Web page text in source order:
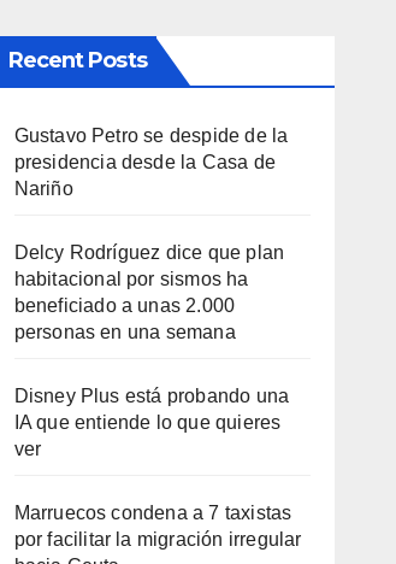
Recent Posts
Gustavo Petro se despide de la
presidencia desde la Casa de
Nariño
Delcy Rodríguez dice que plan
habitacional por sismos ha
beneficiado a unas 2.000
personas en una semana
Disney Plus está probando una
IA que entiende lo que quieres
ver
Marruecos condena a 7 taxistas
por facilitar la migración irregular